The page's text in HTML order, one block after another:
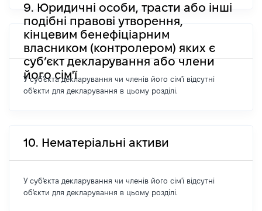
9. Юридичні особи, трасти або інші
подібні правові утворення,
кінцевим бенефіціарним
власником (контролером) яких є
суб’єкт декларування або члени
його сім'ї
У суб'єкта декларування чи членів його сім'ї відсутні
об'єкти для декларування в цьому розділі.
10. Нематеріальні активи
У суб'єкта декларування чи членів його сім'ї відсутні
об'єкти для декларування в цьому розділі.